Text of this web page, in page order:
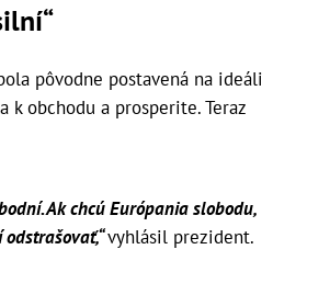
pôvodne postavená na ideáli
k obchodu a prosperite. Teraz
Ak chcú Európania slobodu,
vyhlásil prezident.